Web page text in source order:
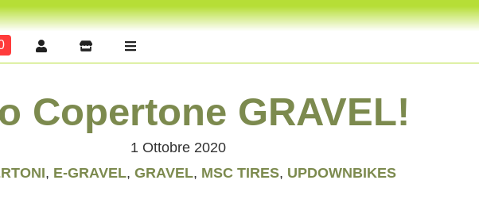
Copertone GRAVEL!
1 Ottobre 2020
, E-GRAVEL, GRAVEL, MSC TIRES, UPDOWNBIKES